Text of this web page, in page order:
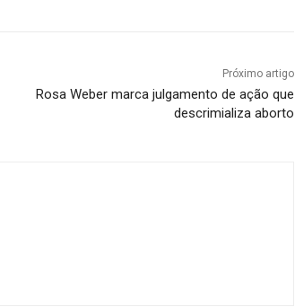
Próximo artigo
Rosa Weber marca julgamento de ação que
descrimializa aborto